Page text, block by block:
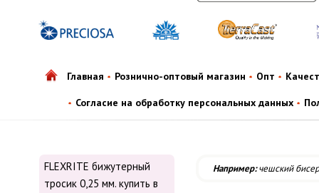
Главная Рознично-оптовый магазин Опт
Согласие на обработку персональных данных
FLEXRITE бижутерный
тросик 0,25 мм. купить в
Например:чешский бисер